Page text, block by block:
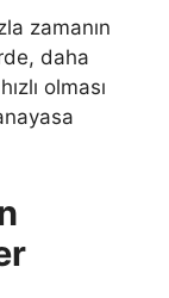
zamanın
daha
olması